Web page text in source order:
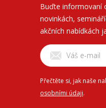
Buďte informovaní
novinkách,
akčních nabídkách
Přečtěte si, jak naše
osobními údaji.